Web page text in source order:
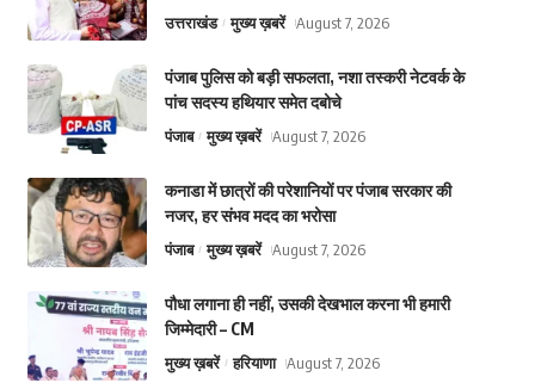
उत्तराखंड मुख्य ख़बरें August 7, 2026
पंजाब पुलिस को बड़ी सफलता, नशा तस्करी नेटवर्क के
पांच सदस्य हथियार समेत दबोचे
पंजाब मुख्य ख़बरें August 7, 2026
कनाडा में छात्रों की परेशानियों पर पंजाब सरकार की
नजर, हर संभव मदद का भरोसा
पंजाब मुख्य ख़बरें August 7, 2026
पौधा लगाना ही नहीं, उसकी देखभाल करना भी हमारी
जिम्मेदारी – CM
मुख्य ख़बरें हरियाणा August 7, 2026